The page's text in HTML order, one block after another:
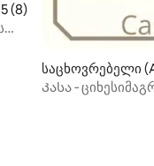
შეფასებაა 5‑დან
(8)
საცხოვრებელი
o)
Კასა ‑